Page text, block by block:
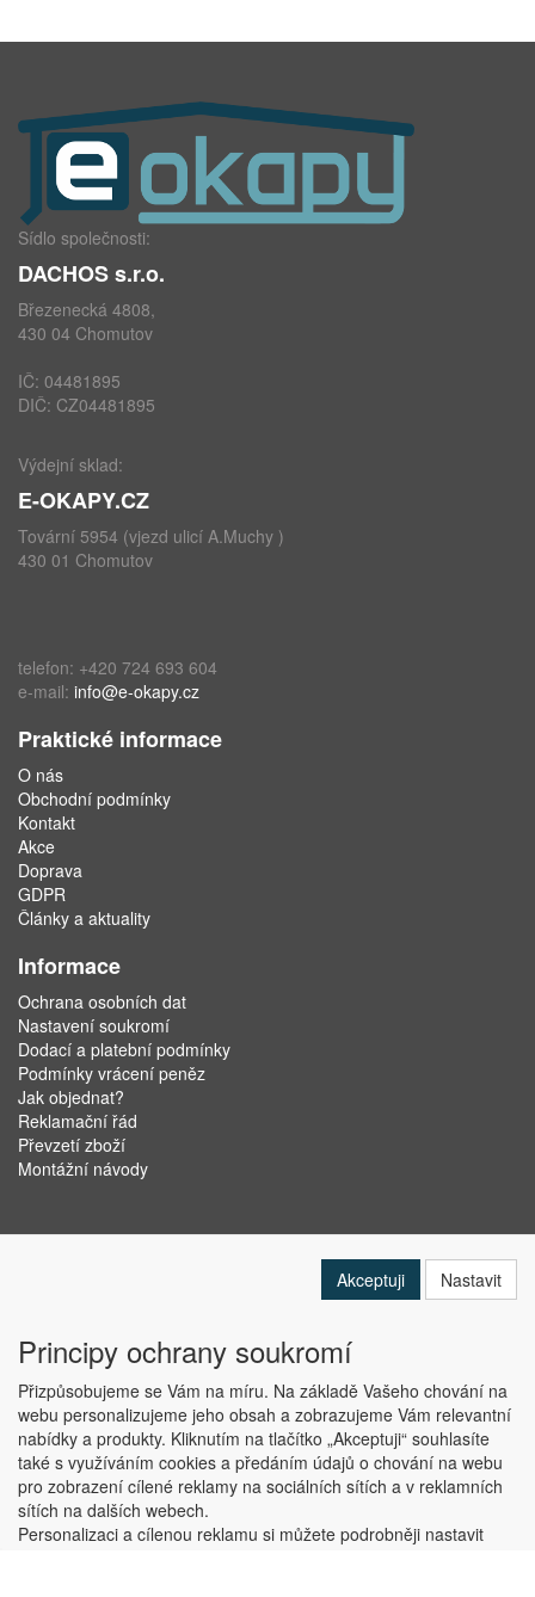
Sídlo společnosti:
DACHOS s.r.o.
Březenecká 4808,
430 04 Chomutov
IČ: 04481895
DIČ: CZ04481895
Výdejní sklad:
E-OKAPY.CZ
Tovární 5954 (vjezd ulicí A.Muchy )
430 01 Chomutov
telefon: +420 724 693 604
e-mail: info@e-okapy.cz
Praktické informace
O nás
Obchodní podmínky
Kontakt
Akce
Doprava
GDPR
Články a aktuality
Informace
Ochrana osobních dat
Nastavení soukromí
Dodací a platební podmínky
Podmínky vrácení peněz
Jak objednat?
Reklamační řád
Převzetí zboží
Montážní návody
Copyright © ABRA Software a.s. 2019
Akceptuji Nastavit
Principy ochrany soukromí
Přizpůsobujeme se Vám na míru. Na základě Vašeho chování na
webu personalizujeme jeho obsah a zobrazujeme Vám relevantní
nabídky a produkty. Kliknutím na tlačítko „Akceptuji“ souhlasíte
také s využíváním cookies a předáním údajů o chování na webu
pro zobrazení cílené reklamy na sociálních sítích a v reklamních
sítích na dalších webech.
Personalizaci a cílenou reklamu si můžete podrobněji nastavit